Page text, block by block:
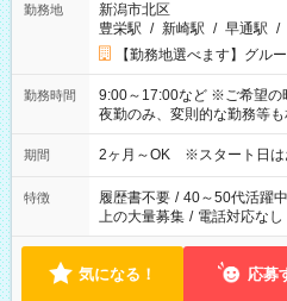
勤務地
新潟市北区
豊栄駅 / 新崎駅 / 早通駅 /
【勤務地選べます】グル
勤務時間
9:00～17:00など ※ご希望の時間帯をご相談ください。 ※日勤、
夜勤のみ、変則的な勤務等も
期間 2ヶ月～OK ※スタート日は
特徴 履歴書不要 / 40～50代活躍中
上の大量募集 / 電話対応なし
気になる！ 応募